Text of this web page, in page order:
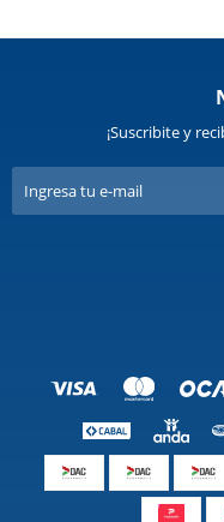
¡Suscribite y